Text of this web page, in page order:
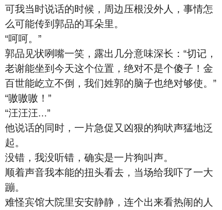
可我当时说话的时候，周边压根没外人，事情怎
么可能传到郭品的耳朵里。
“呵呵。”
郭品见状咧嘴一笑，露出几分意味深长：“切记，
老谢能坐到今天这个位置，绝对不是个傻子！金
百世能屹立不倒，我们姓郭的脑子也绝对够使。”
“嗷嗷嗷！”
“汪汪汪...”
他说话的同时，一片急促又凶狠的狗吠声猛地泛
起。
没错，我没听错，确实是一片狗叫声。
顺着声音我本能的扭头看去，当场给我吓了一大
蹦。
难怪宾馆大院里安安静静，连个出来看热闹的人